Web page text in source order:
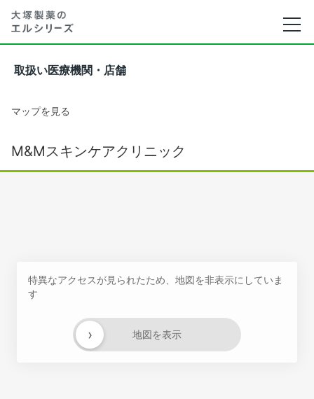
取扱い医療機関・店舗
マップを見る
M&Mスキンケアクリニック
特異なアクセスが見られたため、地図を非表示にしていま
す
地図を表示
›